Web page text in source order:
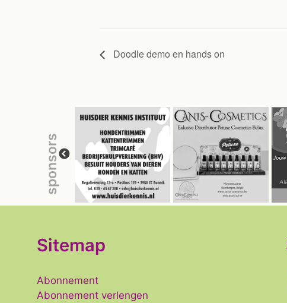
Doodle demo en hands on
sponsors
Sitemap
Abonnement
Abonnement verlengen